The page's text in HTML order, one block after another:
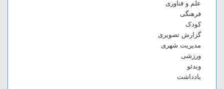
علم و فناوری
فرهنگی
کودک
گزارش تصویری
مدیریت شهری
ورزشی
ویدئو
یادداشت